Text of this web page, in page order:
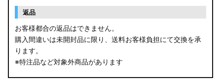
ZD8 BRZ
ZC6 BRZ
URJ201 LX570
返品
お客様都合の返品はできません。
購入間違いは未開封品に限り、送料お客様負担にて交換を承
ります。
※特注品など対象外商品があります